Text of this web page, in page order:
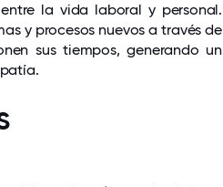
la vida laboral y personal.
y procesos nuevos a través de
sus tiempos, generando un